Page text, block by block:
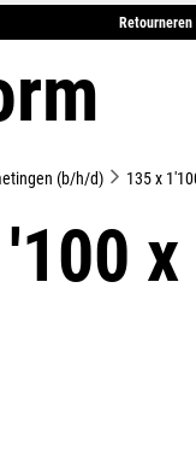
€50
(b/h/d) 135 x